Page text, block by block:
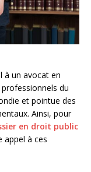
à un avocat en
du
et pointue des
Ainsi, pour
en droit public
appel à ces